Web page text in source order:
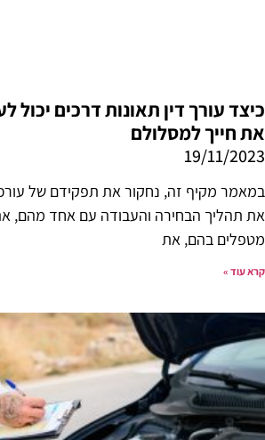
כיצד עורך דין תאונות דרכים יכול
את חייך למסלולם
19/11/2023
במאמר מקיף זה, נחקור את תפקידם של
את תהליך הבחירה והעבודה עם אחד מהם,
מטפלים בהם, את
קרא עוד »